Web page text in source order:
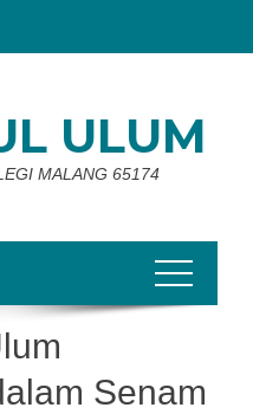
ULUM
MALANG 65174
Senam